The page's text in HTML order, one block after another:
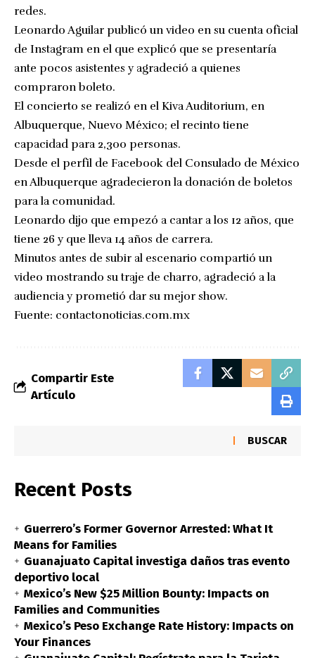
redes.
Leonardo Aguilar publicó un video en su cuenta oficial
de Instagram en el que explicó que se presentaría
ante pocos asistentes y agradeció a quienes
compraron boleto.
El concierto se realizó en el Kiva Auditorium, en
Albuquerque, Nuevo México; el recinto tiene
capacidad para 2,300 personas.
Desde el perfil de Facebook del Consulado de México
en Albuquerque agradecieron la donación de boletos
para la comunidad.
Leonardo dijo que empezó a cantar a los 12 años, que
tiene 26 y que lleva 14 años de carrera.
Minutos antes de subir al escenario compartió un
video mostrando su traje de charro, agradeció a la
audiencia y prometió dar su mejor show.
Fuente: contactonoticias.com.mx
Compartir Este
Artículo
BUSCAR
Recent Posts
Guerrero’s Former Governor Arrested: What It
Means for Families
Guanajuato Capital investiga daños tras evento
deportivo local
Mexico’s New $25 Million Bounty: Impacts on
Families and Communities
Mexico’s Peso Exchange Rate History: Impacts on
Your Finances